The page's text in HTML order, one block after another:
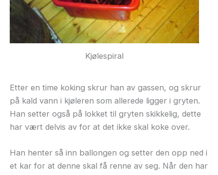
Kjølespiral
Etter en time koking skrur han av gassen, og skrur
på kald vann i kjøleren som allerede ligger i gryten.
Han setter også på lokket til gryten skikkelig, dette
har vært delvis av for at det ikke skal koke over.
Han henter så inn ballongen og setter den opp ned i
et kar for at denne skal få renne av seg. Når den har